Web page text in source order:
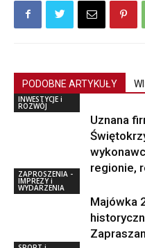
PODOBNE ARTYKUŁY
INWESTYCJE i
ROZWÓJ
Uznana
regionie,
ZAPROSZENIA -
IMPREZY i
WYDARZENIA
Majówka